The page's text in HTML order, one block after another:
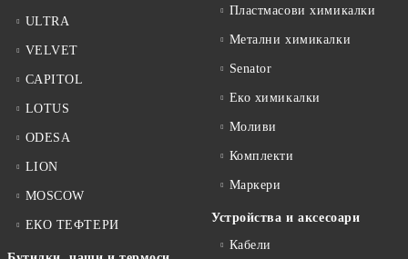
ULTRA
VELVET
CAPITOL
LOTUS
ODESA
LION
MOSCOW
ЕКО ТЕФТЕРИ
Пластмасови химикалки
Метални химикалки
Senator
Еко химикалки
Моливи
Комплекти
Маркери
Устройства и аксесоари
Кабели